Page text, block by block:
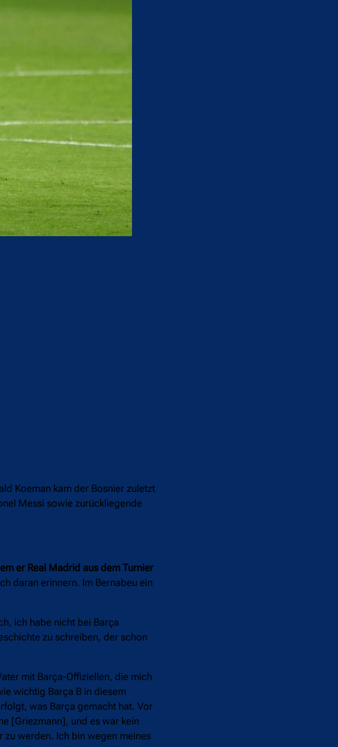
Koeman kam der Bosnier zuletzt
Messi sowie zurückliegende
er Real Madrid aus dem Turnier
daran erinnern. Im Bernabeu ein
ich habe nicht bei Barça
zu schreiben, der schon
mit Barça-Offiziellen, die mich
wichtig Barça B in diesem
was Barça gemacht hat. Vor
[Griezmann], und es war kein
zu werden. Ich bin wegen meines